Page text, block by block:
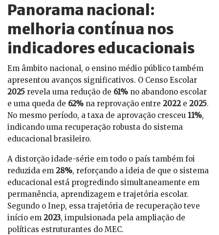
Panorama nacional:
melhoria contínua nos
indicadores educacionais
Em âmbito nacional, o ensino médio público também
apresentou avanços significativos. O Censo Escolar
2025 revela uma redução de 61% no abandono escolar
e uma queda de 62% na reprovação entre 2022 e 2025.
No mesmo período, a taxa de aprovação cresceu 11%,
indicando uma recuperação robusta do sistema
educacional brasileiro.
A distorção idade-série em todo o país também foi
reduzida em 28%, reforçando a ideia de que o sistema
educacional está progredindo simultaneamente em
permanência, aprendizagem e trajetória escolar.
Segundo o Inep, essa trajetória de recuperação teve
início em 2023, impulsionada pela ampliação de
políticas estruturantes do MEC.